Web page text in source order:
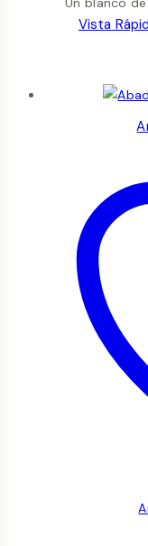
Vista